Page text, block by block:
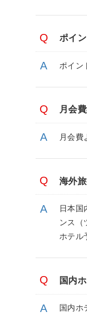
ポイ
ポイン
月会
月会費
海外
日本国
ンス（
ホテル
国内
国内ホ